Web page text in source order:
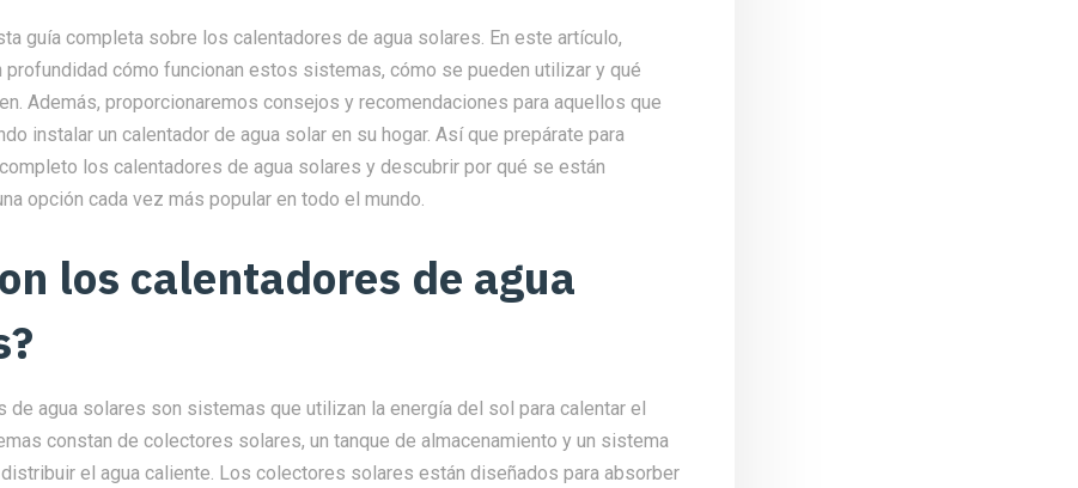
guía completa sobre los calentadores de agua solares. En este artículo,
profundidad cómo funcionan estos sistemas, cómo se pueden utilizar y qué
Además, proporcionaremos consejos y recomendaciones para aquellos que
instalar un calentador de agua solar en su hogar. Así que prepárate para
los calentadores de agua solares y descubrir por qué se están
opción cada vez más popular en todo el mundo.
los calentadores de agua
de agua solares son sistemas que utilizan la energía del sol para calentar el
constan de colectores solares, un tanque de almacenamiento y un sistema
el agua caliente. Los colectores solares están diseñados para absorber